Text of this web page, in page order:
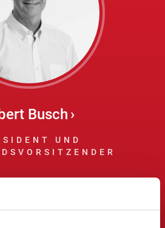
Busch
UND